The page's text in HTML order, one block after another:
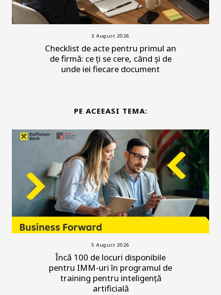
3 August 2026
Checklist de acte pentru primul an
de firmă: ce ți se cere, când și de
unde iei fiecare document
PE ACEEASI TEMA:
5 August 2026
Încă 100 de locuri disponibile
pentru IMM-uri în programul de
training pentru inteligență
artificială